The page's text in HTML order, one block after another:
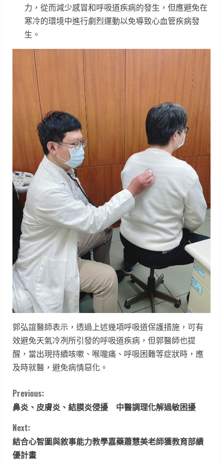
力，從而減少感冒和呼吸道疾病的發生，但應避免在
寒冷的環境中進行劇烈運動以免導致心血管疾病發
生。
郭弘誼醫師表示，透過上述幾項呼吸道保護措施，可有
效避免天氣冷冽所引發的呼吸道疾病，但郭醫師也提
醒，當出現持續咳嗽、喉嚨痛、呼吸困難等症狀時，應
及時就醫，避免病情惡化。
C
o
n
t
Previous:
鼻炎、皮膚炎、結膜炎侵擾 中醫調理化解過敏困擾
Next:
結合心智圖與敘事能力教學嘉藥蕭慧美老師獲教育部績
優計畫